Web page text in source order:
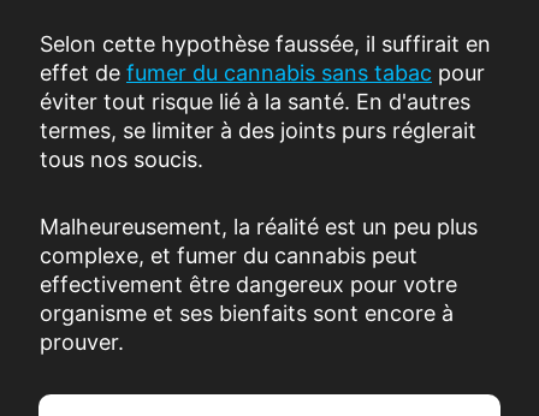
Selon cette hypothèse faussée, il suffirait en
effet de fumer du cannabis sans tabac pour
éviter tout risque lié à la santé. En d'autres
termes, se limiter à des joints purs réglerait
tous nos soucis.
Malheureusement, la réalité est un peu plus
complexe, et fumer du cannabis peut
effectivement être dangereux pour votre
organisme et ses bienfaits sont encore à
prouver.